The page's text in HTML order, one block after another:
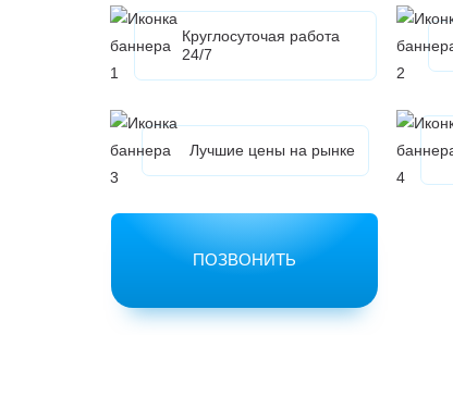
Круглосуточая работа
24/7
Лучшие цены на рынке
ПОЗВОНИТЬ